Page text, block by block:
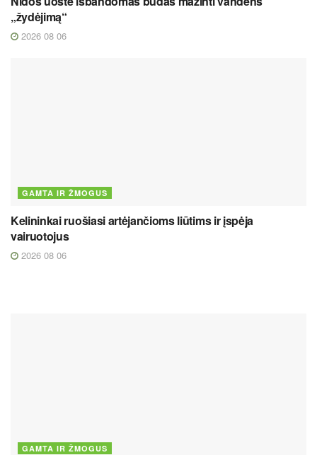
„žydėjimą“
2026 08 06
GAMTA IR ŽMOGUS
Kelininkai ruošiasi artėjančioms liūtims ir įspėja
vairuotojus
2026 08 06
GAMTA IR ŽMOGUS